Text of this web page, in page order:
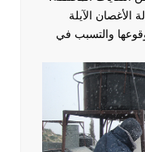
الأغصان الآيلة
والتسبب في